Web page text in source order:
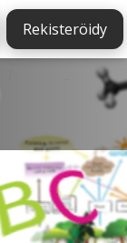
Rekisteröidy